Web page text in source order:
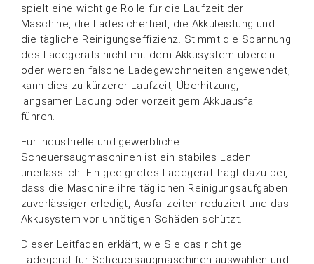
spielt eine wichtige Rolle für die Laufzeit der
Maschine, die Ladesicherheit, die Akkuleistung und
die tägliche Reinigungseffizienz. Stimmt die Spannung
des Ladegeräts nicht mit dem Akkusystem überein
oder werden falsche Ladegewohnheiten angewendet,
kann dies zu kürzerer Laufzeit, Überhitzung,
langsamer Ladung oder vorzeitigem Akkuausfall
führen.
Für industrielle und gewerbliche
Scheuersaugmaschinen ist ein stabiles Laden
unerlässlich. Ein geeignetes Ladegerät trägt dazu bei,
dass die Maschine ihre täglichen Reinigungsaufgaben
zuverlässiger erledigt, Ausfallzeiten reduziert und das
Akkusystem vor unnötigen Schäden schützt.
Dieser Leitfaden erklärt, wie Sie das richtige
Ladegerät für Scheuersaugmaschinen auswählen und